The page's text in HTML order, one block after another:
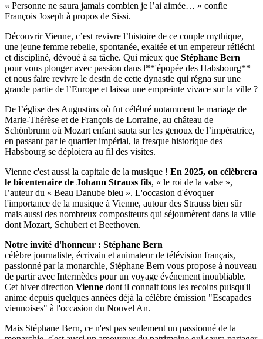
« Personne ne saura jamais combien je l’ai aimée… » confie
François Joseph à propos de Sissi.
Découvrir Vienne, c’est revivre l’histoire de ce couple mythique,
une jeune femme rebelle, spontanée, exaltée et un empereur réfléchi
et discipliné, dévoué à sa tâche. Qui mieux que Stéphane Bern
pour vous plonger avec passion dans l**'épopée des Habsbourg**
et nous faire revivre le destin de cette dynastie qui régna sur une
grande partie de l’Europe et laissa une empreinte vivace sur la ville ?
De l’église des Augustins où fut célébré notamment le mariage de
Marie-Thérèse et de François de Lorraine, au château de
Schönbrunn où Mozart enfant sauta sur les genoux de l’impératrice,
en passant par le quartier impérial, la fresque historique des
Habsbourg se déploiera au fil des visites.
Vienne c'est aussi la capitale de la musique ! En 2025, on célèbrera
le bicentenaire de Johann Strauss fils, « le roi de la valse »,
l’auteur du « Beau Danube bleu ». L'occasion d'évoquer
l'importance de la musique à Vienne, autour des Strauss bien sûr
mais aussi des nombreux compositeurs qui séjournèrent dans la ville
dont Mozart, Schubert et Beethoven.
Notre invité d'honneur : Stéphane Bern
célèbre journaliste, écrivain et animateur de télévision français,
passionné par la monarchie, Stéphane Bern vous propose à nouveau
de partir avec Intermèdes pour un voyage événement inoubliable.
Cet hiver direction Vienne dont il connait tous les recoins puisqu'il
anime depuis quelques années déjà la célèbre émission "Escapades
viennoises" à l'occasion du Nouvel An.
Mais Stéphane Bern, ce n'est pas seulement un passionné de la